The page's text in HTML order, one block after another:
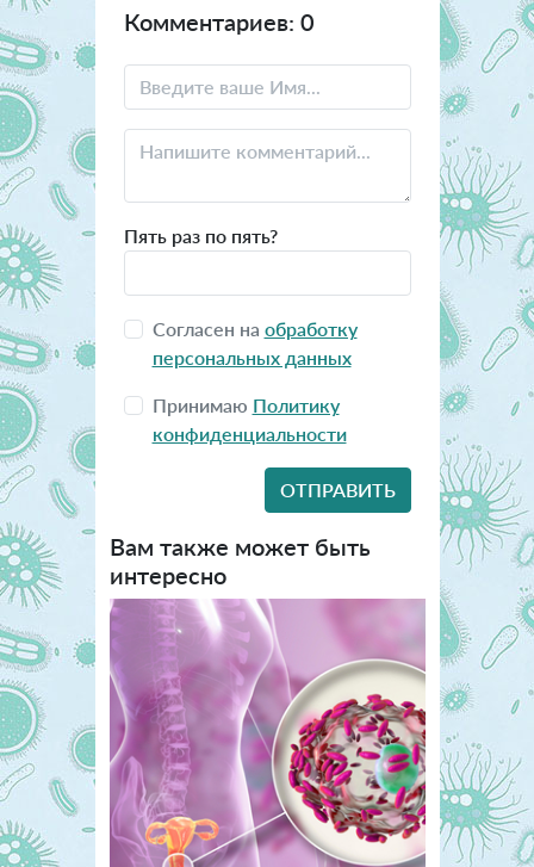
Комментариев: 0
Пять раз по пять?
Согласен на обработку
персональных данных
Принимаю Политику
конфиденциальности
Вам также может быть
интересно